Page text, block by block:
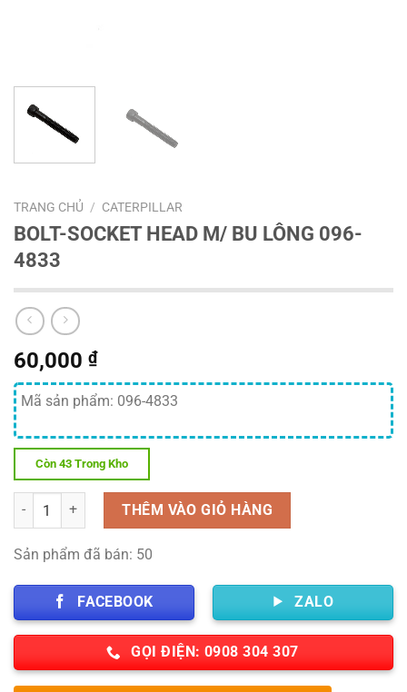
TRANG CHỦ / CATERPILLAR
BOLT-SOCKET HEAD M/ BU LÔNG 096-
4833
60,000 ₫
Mã sản phẩm: 096-4833
Còn 43 Trong Kho
Số lượng THÊM VÀO GIỎ HÀNG
Sản phẩm đã bán: 50
FACEBOOK ZALO
GỌI ĐIỆN: 0908 304 307